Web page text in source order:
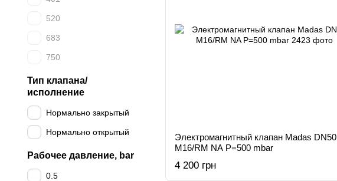
Электромагнитный клапан Madas DN50
M16/RM NA Р=500 mbar
4 200 грн
520
683
750
Тип клапана/
исполнение
Нормально закрытый
Нормально открытый
Рабочее давление, bar
0.5